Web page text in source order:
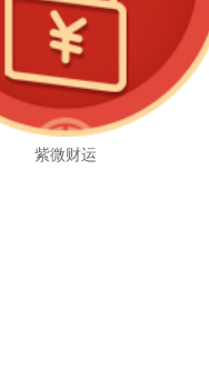
紫微财运